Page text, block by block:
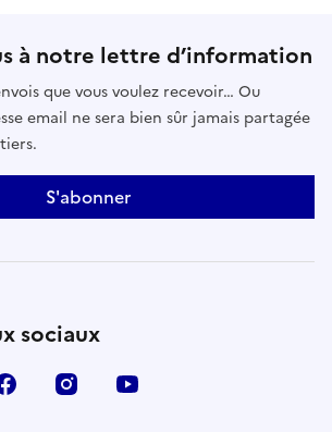
à notre lettre d’information
que vous voulez recevoir… Ou
email ne sera bien sûr jamais partagée
S'abonner
sociaux
facebook instagram